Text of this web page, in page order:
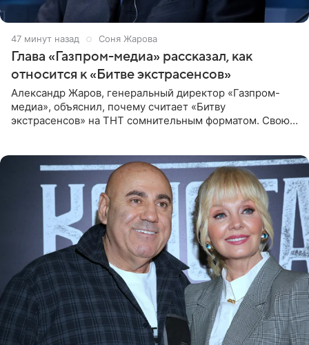
47 минут назад Соня Жарова
Глава «Газпром-медиа» рассказал, как
относится к «Битве экстрасенсов»
Александр Жаров, генеральный директор «Газпром-
медиа», объяснил, почему считает «Битву
экстрасенсов» на ТНТ сомнительным форматом. Свою